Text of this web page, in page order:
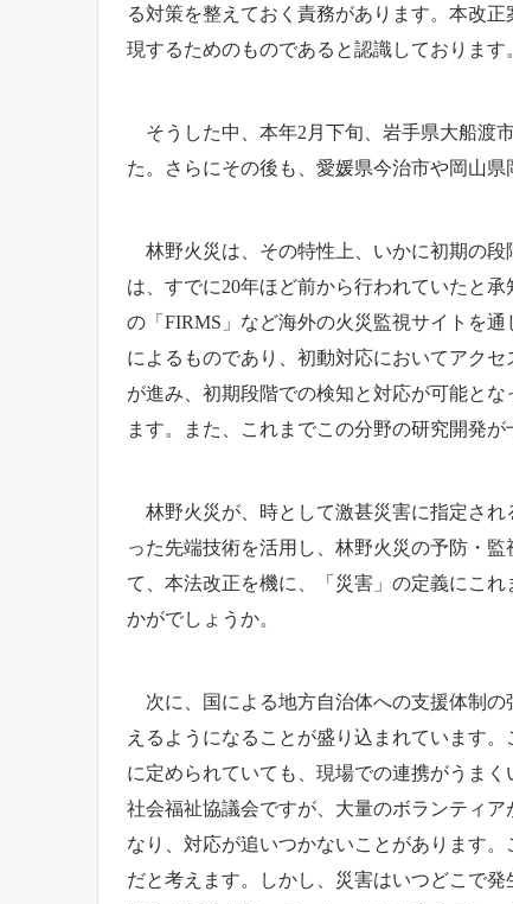
る対策を整えておく責務があります。本改
現するためのものであると認識しております
そうした中、本年2月下旬、岩手県大船渡
た。さらにその後も、愛媛県今治市や岡山
林野火災は、その特性上、いかに初期の段
は、すでに20年ほど前から行われていたと
の「FIRMS」など海外の火災監視サイトを
によるものであり、初動対応においてアク
が進み、初期段階での検知と対応が可能と
ます。また、これまでこの分野の研究開発
林野火災が、時として激甚災害に指定され
った先端技術を活用し、林野火災の予防・
て、本法改正を機に、「災害」の定義にこ
かがでしょうか。
次に、国による地方自治体への支援体制の
えるようになることが盛り込まれています
に定められていても、現場での連携がうま
社会福祉協議会ですが、大量のボランティ
なり、対応が追いつかないことがあります
だと考えます。しかし、災害はいつどこで